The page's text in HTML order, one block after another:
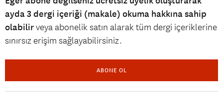
ayda 3 dergi içeriği (makale) okuma hakkına sahip
olabilirveya abonelik satın alarak tüm dergi içeriklerine
sınırsız erişim sağlayabilirsiniz.
ABONE OL